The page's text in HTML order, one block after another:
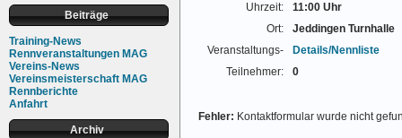
Beiträge
Training-News
Rennveranstaltungen MAG
Vereins-News
Vereinsmeisterschaft MAG
Rennberichte
Anfahrt
Archiv
Uhrzeit:
11:00 Uhr
Ort:
Jeddingen Turnhalle
Veranstaltungs-
Details/Nennliste
Teilnehmer:
0
Fehler: Kontaktformular wurde nicht